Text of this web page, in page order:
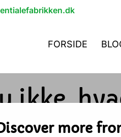
FORSIDE
ikke,
udvikling | 3 Kommentarer
more